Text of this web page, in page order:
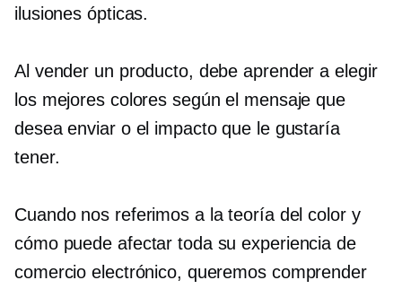
ilusiones ópticas.
Al vender un producto, debe aprender a elegir
los mejores colores según el mensaje que
desea enviar o el impacto que le gustaría
tener.
Cuando nos referimos a la teoría del color y
cómo puede afectar toda su experiencia de
comercio electrónico, queremos comprender